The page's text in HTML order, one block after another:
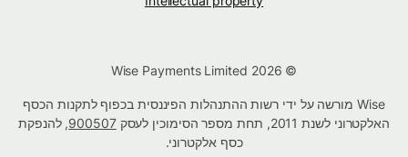
Wise מורשה על ידי רשות ההתנהלות הפיננסית בכפוף לתקנות הכסף
האלקטרוני לשנת 2011, תחת מספר הסימוכין לעסק
900507, להנפקת
כסף אלקטרוני.